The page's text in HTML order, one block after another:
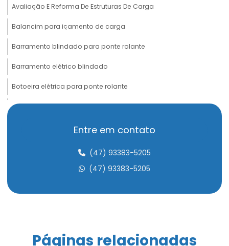
Avaliação E Reforma De Estruturas De Carga
Balancim para içamento de carga
Barramento blindado para ponte rolante
Barramento elétrico blindado
Botoeira elétrica para ponte rolante
Cabeceira para ponte rolante
Cabo de aço compactado de alta performance
Cabo de aço para elevadores
Entre em contato
(47) 93383-5205
(47) 93383-5205
Páginas relacionadas